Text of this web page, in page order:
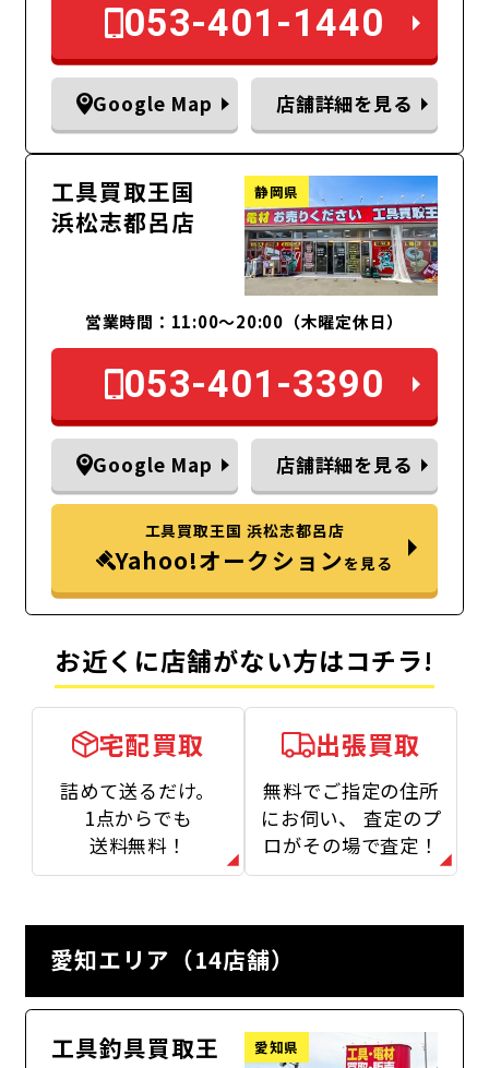
053-401-1440
Google Map 店舗詳細を見る
工具買取王国
浜松志都呂店
静岡県
営業時間：11:00～20:00（木曜定休日）
053-401-3390
Google Map 店舗詳細を見る
工具買取王国 浜松志都呂店
Yahoo!オークションを見る
お近くに店舗がない方はコチラ!
宅配買取
詰めて送るだけ。
1点からでも
送料無料！
出張買取
無料でご指定の住所
にお伺い、
査定のプ
ロがその場で査定！
愛知エリア（14店舗）
工具釣具買取王
愛知県